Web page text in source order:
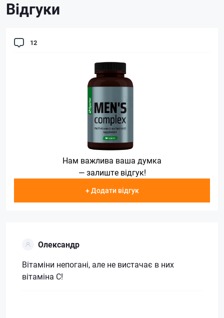
Відгуки
12
Нам важлива ваша думка
— залиште відгук!
+ Додати відгук
Олександр
Вітаміни непогані, але не вистачає в них
вітаміна С!